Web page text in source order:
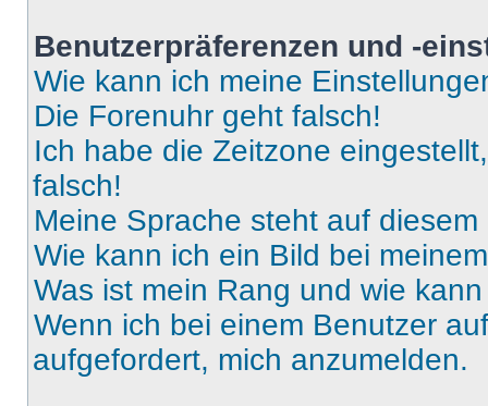
Benutzerpräferenzen und -
Wie kann ich meine
Die Forenuhr geht falsch!
Ich habe die Zeitzone
falsch!
Meine Sprache steht auf
Wie kann ich ein Bild bei
Was ist mein Rang und wie
Wenn ich bei einem Benutzer
aufgefordert, mich anzumelden.